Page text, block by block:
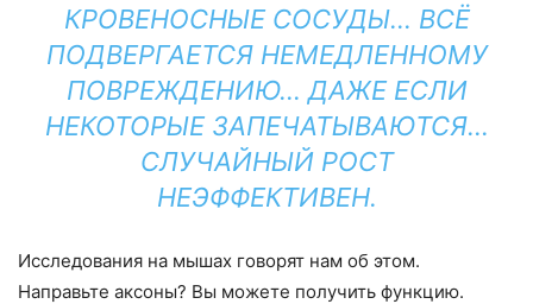
КРОВЕНОСНЫЕ СОСУДЫ… ВСЁ
ПОДВЕРГАЕТСЯ НЕМЕДЛЕННОМУ
ПОВРЕЖДЕНИЮ… ДАЖЕ ЕСЛИ
НЕКОТОРЫЕ ЗАПЕЧАТЫВАЮТСЯ…
СЛУЧАЙНЫЙ РОСТ
НЕЭФФЕКТИВЕН.
Исследования на мышах говорят нам об этом.
Направьте аксоны? Вы можете получить функцию.